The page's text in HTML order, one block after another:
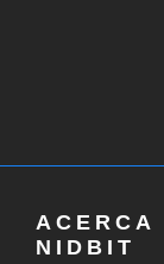
ACERCA
NIDBIT